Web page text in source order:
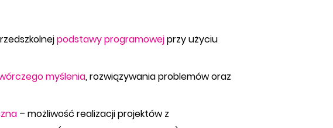
podstawy programowejprzyużyciu
myślenia, rozwiązywania problemów oraz
– możliwość realizacji projektów z